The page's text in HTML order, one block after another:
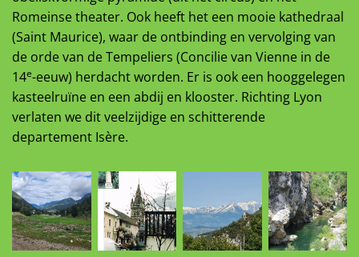
Romeinse theater. Ook heeft het een mooie kathedraal
(Saint Maurice), waar de ontbinding en vervolging van
de orde van de Tempeliers (Concilie van Vienne in de
14e-eeuw) herdacht worden. Er is ook een hooggelegen
kasteelruïne en een abdij en klooster. Richting Lyon
verlaten we dit veelzijdige en schitterende
departement Isère.